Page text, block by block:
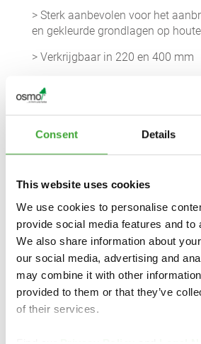
Consent Details
This website uses cookies
We use cookies to personalise
provide social media features and to
We also share information about
our social media, advertising and
may combine it with other
provided to them or that they’ve
of their services.
> Sterk aanbevolen voor het
en gekleurde grondlagen op
> Verkrijgbaar in 220 en 400 mm
Telescoopsteel
NEEM VOOR
CONTACT OP MET DE
VAKHANDELAAR BIJ U IN DE